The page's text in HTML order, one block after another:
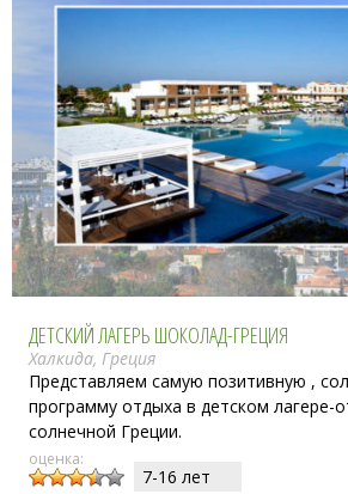
ДЕТСКИЙ ЛАГЕРЬ ШОКОЛАД-ГРЕЦИЯ
Халкида, Греция
Представляем самую позитивную ,
программу отдыха в детском лагере-
солнечной Греции.
оценка:
7-16 лет